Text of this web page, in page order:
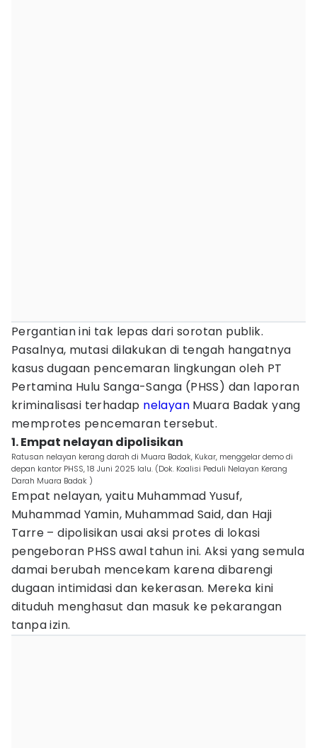
Pergantian ini tak lepas dari sorotan publik.
Pasalnya, mutasi dilakukan di tengah hangatnya
kasus dugaan pencemaran lingkungan oleh PT
Pertamina Hulu Sanga-Sanga (PHSS) dan laporan
kriminalisasi terhadap nelayan Muara Badak yang
memprotes pencemaran tersebut.
1. Empat nelayan dipolisikan
Ratusan nelayan kerang darah di Muara Badak, Kukar, menggelar demo di
depan kantor PHSS, 18 Juni 2025 lalu. (Dok. Koalisi Peduli Nelayan Kerang
Darah Muara Badak )
Empat nelayan, yaitu Muhammad Yusuf,
Muhammad Yamin, Muhammad Said, dan Haji
Tarre – dipolisikan usai aksi protes di lokasi
pengeboran PHSS awal tahun ini. Aksi yang semula
damai berubah mencekam karena dibarengi
dugaan intimidasi dan kekerasan. Mereka kini
dituduh menghasut dan masuk ke pekarangan
tanpa izin.